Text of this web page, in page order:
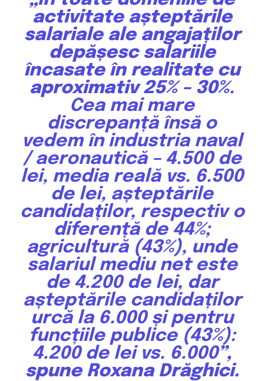
activitate așteptările
salariale ale angajaților
depășesc salariile
încasate în realitate cu
aproximativ 25% – 30%.
Cea mai mare
discrepanță însă o
vedem în industria naval
/ aeronautică – 4.500 de
lei, media reală vs. 6.500
de lei, așteptările
candidaților, respectiv o
diferență de 44%;
agricultură (43%), unde
salariul mediu net este
de 4.200 de lei, dar
așteptările candidaților
urcă la 6.000 și pentru
funcțiile publice (43%):
4.200 de lei vs. 6.000”,
spune Roxana Drăghici.